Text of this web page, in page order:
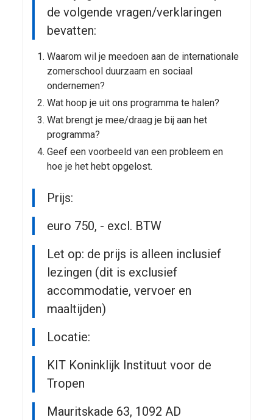
de volgende vragen/verklaringen
bevatten:
Waarom wil je meedoen aan de internationale
zomerschool duurzaam en sociaal
ondernemen?
Wat hoop je uit ons programma te halen?
Wat brengt je mee/draag je bij aan het
programma?
Geef een voorbeeld van een probleem en
hoe je het hebt opgelost.
Prijs:
euro 750, - excl. BTW
Let op: de prijs is alleen inclusief
lezingen (dit is exclusief
accommodatie, vervoer en
maaltijden)
Locatie:
KIT Koninklijk Instituut voor de
Tropen
Mauritskade 63, 1092 AD